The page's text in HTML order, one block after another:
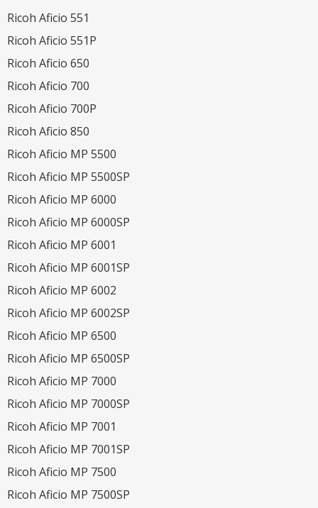
Ricoh Aficio 551
Ricoh Aficio 551P
Ricoh Aficio 650
Ricoh Aficio 700
Ricoh Aficio 700P
Ricoh Aficio 850
Ricoh Aficio MP 5500
Ricoh Aficio MP 5500SP
Ricoh Aficio MP 6000
Ricoh Aficio MP 6000SP
Ricoh Aficio MP 6001
Ricoh Aficio MP 6001SP
Ricoh Aficio MP 6002
Ricoh Aficio MP 6002SP
Ricoh Aficio MP 6500
Ricoh Aficio MP 6500SP
Ricoh Aficio MP 7000
Ricoh Aficio MP 7000SP
Ricoh Aficio MP 7001
Ricoh Aficio MP 7001SP
Ricoh Aficio MP 7500
Ricoh Aficio MP 7500SP